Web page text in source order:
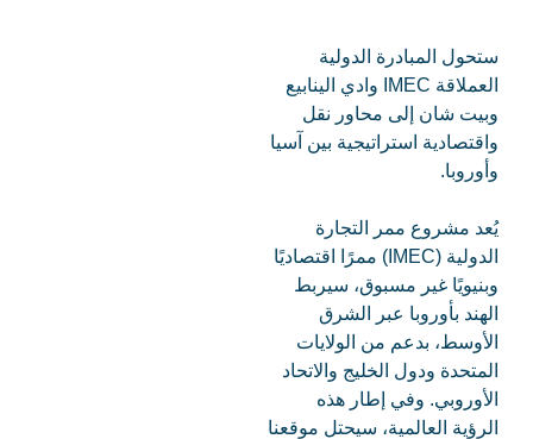
ستحول المبادرة الدولية
العملاقة IMEC وادي الينابيع
وبيت شان إلى محاور نقل
واقتصادية استراتيجية بين آسيا
وأوروبا.
يُعد مشروع ممر التجارة
الدولية (IMEC) ممرًا اقتصاديًا
وبنيويًا غير مسبوق، سيربط
الهند بأوروبا عبر الشرق
الأوسط، بدعم من الولايات
المتحدة ودول الخليج والاتحاد
الأوروبي. وفي إطار هذه
الرؤية العالمية، سيحتل موقعنا